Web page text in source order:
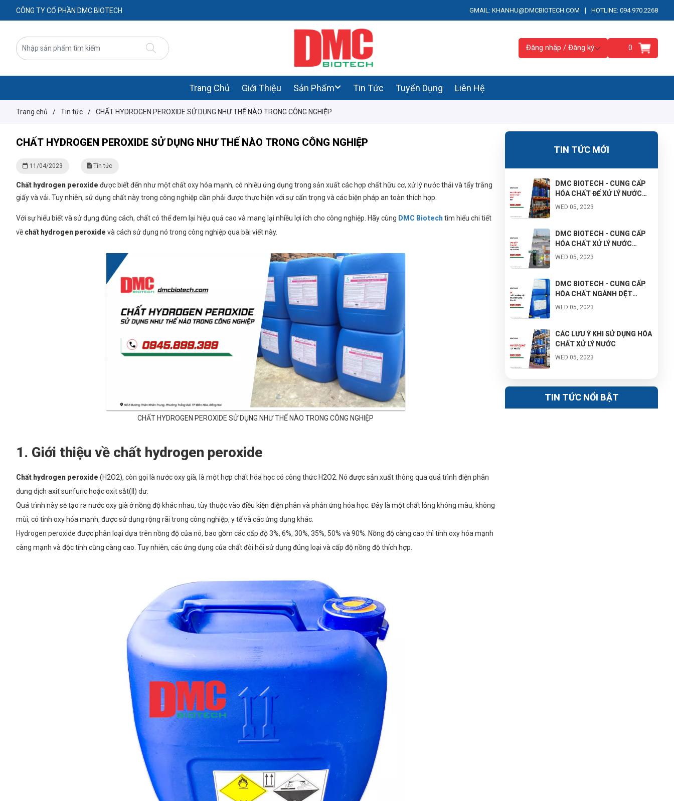
CÔNG TY CỔ PHẦN DMC BIOTECH GMAIL: KHANHU@DMCBIOTECH.COM | HOTLINE: 094.970.2268
Đăng nhập / Đăng ký 0
Trang Chủ Giới Thiệu Sản Phẩm Tin Tức Tuyển Dụng Liên Hệ
Trang chủ / Tin tức / CHẤT HYDROGEN PEROXIDE SỬ DỤNG NHƯ THẾ NÀO TRONG CÔNG NGHIỆP
CHẤT HYDROGEN PEROXIDE SỬ DỤNG NHƯ THẾ NÀO TRONG CÔNG NGHIỆP
11/04/2023 Tin tức
Chất hydrogen peroxide được biết đến như một chất oxy hóa mạnh, có nhiều ứng dụng trong sản xuất các hợp chất hữu cơ, xử lý nước thải và tẩy trắng
giấy và vải. Tuy nhiên, sử dụng chất này trong công nghiệp cần phải được thực hiện với sự cẩn trọng và các biện pháp an toàn thích hợp.
Với sự hiểu biết và sử dụng đúng cách, chất có thể đem lại hiệu quả cao và mang lại nhiều lợi ích cho công nghiệp. Hãy cùng DMC Biotechtìm hiểu chi tiết
về chất hydrogen peroxide và cách sử dụng nó trong công nghiệp qua bài viết này.
CHẤT HYDROGEN PEROXIDE SỬ DỤNG NHƯ THẾ NÀO TRONG CÔNG NGHIỆP
1. Giới thiệu về chất hydrogen peroxide
Chất hydrogen peroxide (H2O2), còn gọi là nước oxy già, là một hợp chất hóa học có công thức H2O2. Nó được sản xuất thông qua quá trình điện phân
dung dịch axit sunfuric hoặc oxit sắt(II) dư.
Quá trình này sẽ tạo ra nước oxy già ở nồng độ khác nhau, tùy thuộc vào điều kiện điện phân và phản ứng hóa học. Đây là một chất lỏng không màu, không
mùi, có tính oxy hóa mạnh, được sử dụng rộng rãi trong công nghiệp, y tế và các ứng dụng khác.
Hydrogen peroxide được phân loại dựa trên nồng độ của nó, bao gồm các cấp độ 3%, 6%, 30%, 35%, 50% và 90%. Nồng độ càng cao thì tính oxy hóa mạnh
càng mạnh và độc tính cũng càng cao. Tuy nhiên, các ứng dụng của chất đòi hỏi sử dụng đúng loại và cấp độ nồng độ thích hợp.
TIN TỨC MỚI
DMC BIOTECH - CUNG CẤP
HÓA CHẤT ĐỂ XỬ LÝ NƯỚC
THẢI CÔNG NGHIỆP MẠNH -
WED 05, 2023
DMC BIOTECH - CUNG CẤP
HÓA CHẤT XỬ LÝ NƯỚC
TRONG NUÔI TRỒNG THỦY
WED 05, 2023
DMC BIOTECH - CUNG CẤP
HÓA CHẤT NGÀNH DỆT
NHUỘM MIỀN NAM, MIỀN
WED 05, 2023
CÁC LƯU Ý KHI SỬ DỤNG HÓA
CHẤT XỬ LÝ NƯỚC
WED 05, 2023
CHẤT CÔNG NGHIỆP NHƯNG
KHÔNG BIẾT NHẬP HÀNG GIÁ
WED 05, 2023
TIN TỨC NỔI BẬT